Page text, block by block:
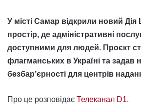
У місті Самар відкрили новий
простір, де адміністративні
доступними для людей. Проєкт
флагманських в Україні та задав
безбар’єрності для центрів
Про це розповідає Телеканал D1.